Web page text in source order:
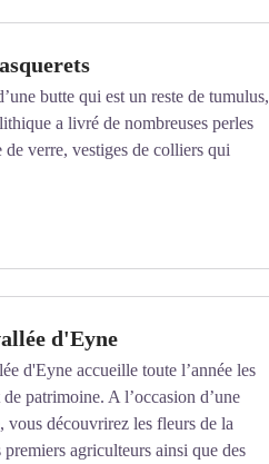
butte qui est un reste de tumulus,
a livré de nombreuses perles
de verre, vestiges de colliers qui
d'Eyne
d'Eyne accueille toute l’année les
patrimoine. A l’occasion d’une
vous découvrirez les fleurs de la
premiers agriculteurs ainsi que des